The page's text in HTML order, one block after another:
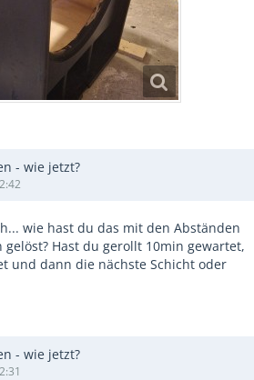
- wie jetzt?
wie hast du das mit den Abständen
Hast du gerollt 10min gewartet,
und dann die nächste Schicht oder
- wie jetzt?